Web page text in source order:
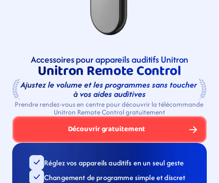
Accessoires pour appareils auditifs Unitron
Unitron Remote Control
Ajustez le volume et les programmes sans toucher
à vos aides auditives
Prendre rendez-vous en centre pour découvrir la télécommande
Unitron Remote Control gratuitement
Découvrir gratuitement
Réglez vos appareils auditifs en un seul geste
Changement de programme simple et discret